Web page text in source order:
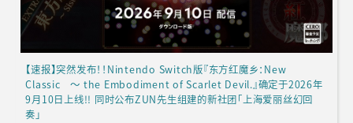
【速报】突然发布！！Nintendo Switch版『东方红魔乡：New
Classic ～ the Embodiment of Scarlet Devil.』确定于2026年
9月10日上线!! 同时公布ZUN先生组建的新社团「上海爱丽丝幻回
奏」